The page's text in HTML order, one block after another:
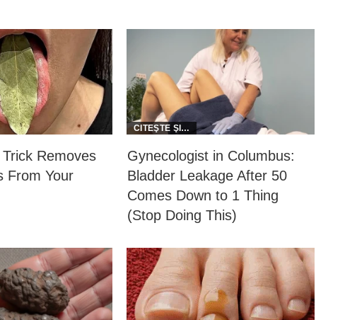
Removes
From Your
Gynecologist in Columbus:
Bladder Leakage After 50
Comes Down to 1 Thing
(Stop Doing This)